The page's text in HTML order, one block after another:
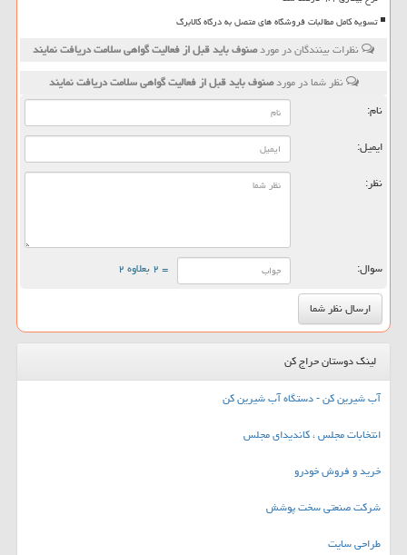
تسویه کامل مطالبات فروشگاه های متصل به درگاه کالابرگ
نظرات بینندگان در موردصنوف باید قبل از فعالیت گواهی سلامت دریافت نمایند
نظر شما در موردصنوف باید قبل از فعالیت گواهی سلامت دریافت نمایند
نام:
ایمیل:
نظر:
سوال: = ۲ بعلاوه ۲
لینک دوستان حراج کن
آب شیرین کن - دستگاه آب شیرین کن
انتخابات مجلس ، کاندیدای مجلس
خرید و فروش خودرو
شرکت صنعتی سخت پوشش
طراحی سایت